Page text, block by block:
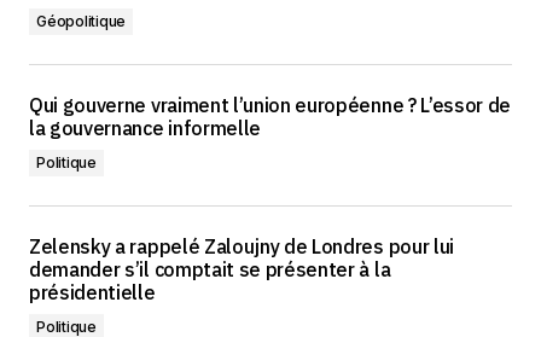
Géopolitique
Qui gouverne vraiment l’union européenne ? L’essor de
la gouvernance informelle
Politique
Zelensky a rappelé Zaloujny de Londres pour lui
demander s’il comptait se présenter à la
présidentielle
Politique